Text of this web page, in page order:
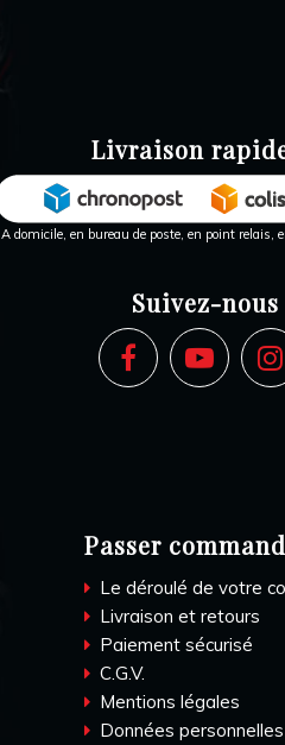
Livraison
A domicile, en bureau de poste, en point relais,
Suivez-nous
Passer
Le déroulé de votre
Livraison et retours
Paiement sécurisé
C.G.V.
Mentions légales
Données personnelles